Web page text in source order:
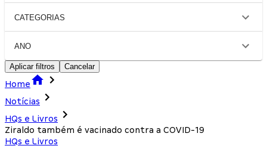
CATEGORIAS
ANO
Aplicar filtros Cancelar
Home
Notícias
HQs e Livros
Ziraldo também é vacinado contra a COVID-19
HQs e Livros